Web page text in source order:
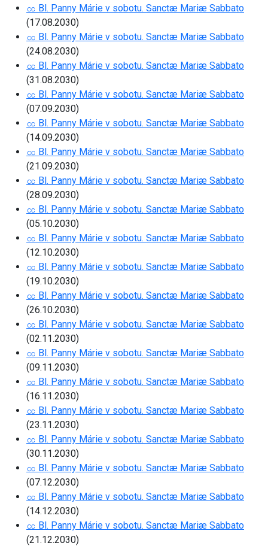
㏄ Bl. Panny Márie v sobotu. Sanctæ Mariæ Sabbato
(17.08.2030)
㏄ Bl. Panny Márie v sobotu. Sanctæ Mariæ Sabbato
(24.08.2030)
㏄ Bl. Panny Márie v sobotu. Sanctæ Mariæ Sabbato
(31.08.2030)
㏄ Bl. Panny Márie v sobotu. Sanctæ Mariæ Sabbato
(07.09.2030)
㏄ Bl. Panny Márie v sobotu. Sanctæ Mariæ Sabbato
(14.09.2030)
㏄ Bl. Panny Márie v sobotu. Sanctæ Mariæ Sabbato
(21.09.2030)
㏄ Bl. Panny Márie v sobotu. Sanctæ Mariæ Sabbato
(28.09.2030)
㏄ Bl. Panny Márie v sobotu. Sanctæ Mariæ Sabbato
(05.10.2030)
㏄ Bl. Panny Márie v sobotu. Sanctæ Mariæ Sabbato
(12.10.2030)
㏄ Bl. Panny Márie v sobotu. Sanctæ Mariæ Sabbato
(19.10.2030)
㏄ Bl. Panny Márie v sobotu. Sanctæ Mariæ Sabbato
(26.10.2030)
㏄ Bl. Panny Márie v sobotu. Sanctæ Mariæ Sabbato
(02.11.2030)
㏄ Bl. Panny Márie v sobotu. Sanctæ Mariæ Sabbato
(09.11.2030)
㏄ Bl. Panny Márie v sobotu. Sanctæ Mariæ Sabbato
(16.11.2030)
㏄ Bl. Panny Márie v sobotu. Sanctæ Mariæ Sabbato
(23.11.2030)
㏄ Bl. Panny Márie v sobotu. Sanctæ Mariæ Sabbato
(30.11.2030)
㏄ Bl. Panny Márie v sobotu. Sanctæ Mariæ Sabbato
(07.12.2030)
㏄ Bl. Panny Márie v sobotu. Sanctæ Mariæ Sabbato
(14.12.2030)
㏄ Bl. Panny Márie v sobotu. Sanctæ Mariæ Sabbato
(21.12.2030)